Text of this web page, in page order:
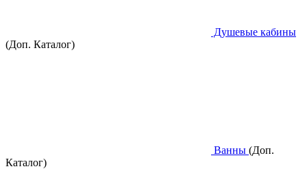
Душевые кабины
(Доп. Каталог)
Ванны (Доп.
Каталог)